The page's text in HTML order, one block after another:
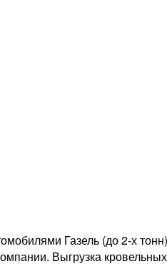
Газель (до 2-х
Выгрузка